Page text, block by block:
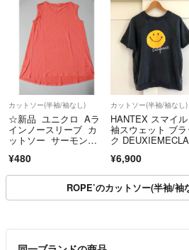
カットソー(半袖/袖なし)
☆新品 ユニクロ Aラ
インノースリーブ カ
ットソー サーモンピ
¥480
カットソー(半袖/袖なし)
HANTEX スマイ
袖スウェット ブラ
ク
¥6,900
ROPE’のカットソー(半袖/袖